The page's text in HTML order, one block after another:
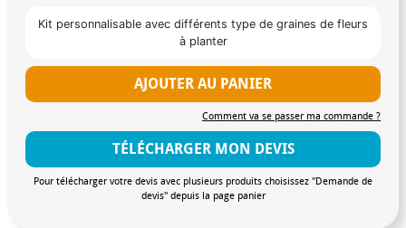
Kit personnalisable avec différents type de graines de fleurs
à planter
AJOUTER AU PANIER
Comment va se passer ma commande ?
TÉLÉCHARGER MON DEVIS
Pour télécharger votre devis avec plusieurs produits choisissez "Demande de
devis" depuis la page panier